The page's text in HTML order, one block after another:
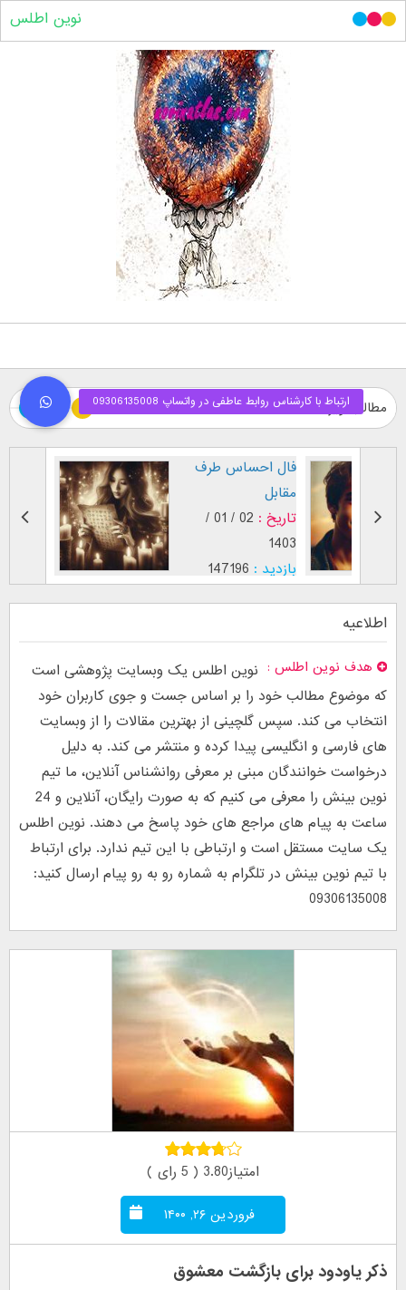
نوین اطلس
مطالب ویژه
تاریخ :
طرز نگاه پسر عاشق (
بر اساس [...]
تاریخ :
29 / 12 /
1402
بازدید : 26761
اطلاعیه
هدف نوین اطلس
نوین اطلس یک وبسایت پژوهشی است
که موضوع مطالب خود را بر اساس جست و جوی کاربران خود
انتخاب می کند. سپس گلچینی از بهترین مقالات را از وبسایت
های فارسی و انگلیسی پیدا کرده و منتشر می کند. به دلیل
درخواست خوانندگان مبنی بر معرفی روانشناس آنلاین، ما تیم
نوین بینش را معرفی می کنیم که به صورت رایگان، آنلاین و 24
ساعت به پیام های مراجع های خود پاسخ می دهند. نوین اطلس
یک سایت مستقل است و ارتباطی با این تیم ندارد. برای ارتباط
با تیم نوین بینش در تلگرام به شماره رو به رو پیام ارسال کنید:
09306135008
امتیاز3.80 ( 5 رای )
فروردین ۲۶, ۱۴۰۰
ذکر یاودود برای بازگشت معشوق